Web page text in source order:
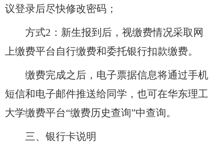
议登录后尽快修改密码；
方式2 ：新生报到后，视缴费情况采取网
上缴费平台自行缴费和委托银行扣款缴费。
缴费完成之后，电子票据信息将通过手机
短信和电子邮件推送给同学，也可在华东理工
大学缴费平台“缴费历史查询”中查询。
三、 银行卡说明